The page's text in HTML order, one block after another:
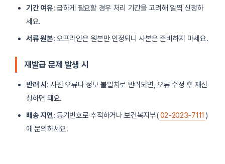
기간 여유: 급하게 필요할 경우 처리 기간을 고려해 일찍 신청하
세요.
서류 원본: 오프라인은 원본만 인정되니 사본은 준비하지 마세요.
재발급 문제 발생 시
반려 시 : 사진 오류나 정보 불일치로 반려되면, 오류 수정 후 재신
청하면 돼요.
배송 지연: 등기번호로 추적하거나 보건복지부(02-2023-7111 )
에 문의하세요.